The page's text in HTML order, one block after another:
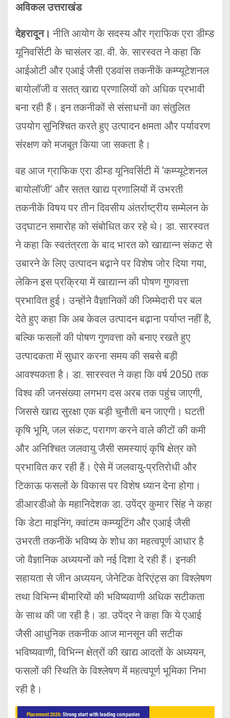
अविकल उत्तराखंड
देहरादून।नीति आयोग के सदस्य और ग्राफिक एरा डीम्ड
यूनिवर्सिटी के चासंलर डा. वी. के. सारस्वत ने कहा कि
आईओटी और एआई जैसी एडवांस तकनीकें कम्प्यूटेशनल
बायोलॉजी व सतत् खाद्य प्रणालियों को अधिक प्रभावी
बना रही हैं। इन तकनीकों से संसाधनों का संतुलित
उपयोग सुनिश्चित करते हुए उत्पादन क्षमता और पर्यावरण
संरक्षण को मजबूत किया जा सकता है।
वह आज ग्राफिक एरा डीम्ड यूनिवर्सिटी में ‘कम्प्यूटेशनल
बायोलॉजी’ और सतत खाद्य प्रणालियों में उभरती
तकनीकें विषय पर तीन दिवसीय अंतर्राष्ट्रीय सम्मेलन के
उद्घाटन समारोह को संबोधित कर रहे थे। डा. सारस्वत
ने कहा कि स्वतंत्रता के बाद भारत को खाद्यान्न संकट से
उबारने के लिए उत्पादन बढ़ाने पर विशेष जोर दिया गया,
लेकिन इस प्रक्रिया में खाद्यान्न की पोषण गुणवत्ता
प्रभावित हुई। उन्होंने वैज्ञानिकों की जिम्मेदारी पर बल
देते हुए कहा कि अब केवल उत्पादन बढ़ाना पर्याप्त नहीं है,
बल्कि फसलों की पोषण गुणवत्ता को बनाए रखते हुए
उत्पादकता में सुधार करना समय की सबसे बड़ी
आवश्यकता है। डा. सारस्वत ने कहा कि वर्ष 2050 तक
विश्व की जनसंख्या लगभग दस अरब तक पहुंच जाएगी,
जिससे खाद्य सुरक्षा एक बड़ी चुनौती बन जाएगी। घटती
कृषि भूमि, जल संकट, परागण करने वाले कीटों की कमी
और अनिश्चित जलवायु जैसी समस्याएं कृषि क्षेत्र को
प्रभावित कर रही हैं। ऐसे में जलवायु-प्रतिरोधी और
टिकाऊ फसलों के विकास पर विशेष ध्यान देना होगा।
डीआरडीओ के महानिदेशक डा. उपेंद्र कुमार सिंह ने कहा
कि डेटा माइनिंग, क्वांटम कम्प्यूटिंग और एआई जैसी
उभरती तकनीकें भविष्य के शोध का महत्वपूर्ण आधार है
जो वैज्ञानिक अध्ययनों को नई दिशा दे रही हैं। इनकी
सहायता से जीन अध्ययन, जेनेटिक वेरिएंट्स का विश्लेषण
तथा विभिन्न बीमारियों की भविष्यवाणी अधिक सटीकता
के साथ की जा रही है। डा. उपेंद्र ने कहा कि ये एआई
जैसी आधुनिक तकनीक आज मानसून की सटीक
भविष्यवाणी, विभिन्न क्षेत्रों की खाद्य आदतों के अध्ययन,
फसलों की स्थिति के विश्लेषण में महत्वपूर्ण भूमिका निभा
रही है।